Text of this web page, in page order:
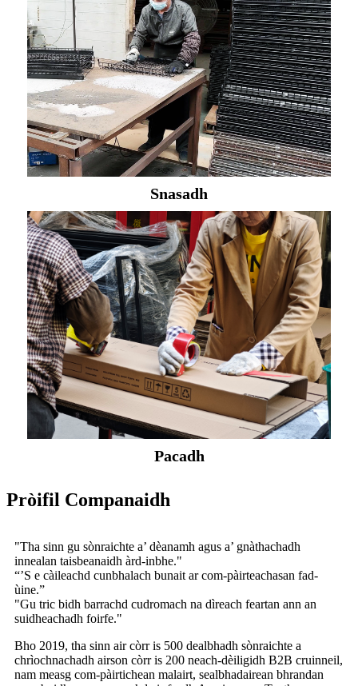
Snasadh
Pacadh
Pròifil Companaidh
"Tha sinn gu sònraichte a’ dèanamh agus a’ gnàthachadh
innealan taisbeanaidh àrd-inbhe."
“’S e càileachd cunbhalach bunait ar com-pàirteachasan fad-
ùine.”
"Gu tric bidh barrachd cudromach na dìreach feartan ann an
suidheachadh foirfe."
Bho 2019, tha sinn air còrr is 500 dealbhadh sònraichte a
chrìochnachadh airson còrr is 200 neach-dèiligidh B2B cruinneil,
nam measg com-pàirtichean malairt, sealbhadairean bhrandan